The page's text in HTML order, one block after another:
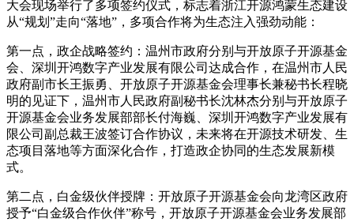
大会现场举行了多项签约仪式，标志着浙江开源鸿蒙生态建设
从“规划”走向“落地”，多项合作将为生态注入强劲动能：
第一点，政企战略签约：温州市政府分别与开放原子开源基金
会、深圳开鸿数字产业发展有限公司达成合作，在温州市人民
政府副市长王振勇、开放原子开源基金会理事长兼秘书长程晓
明的见证下，温州市人民政府副秘书长沈林杰分别与开放原子
开源基金会业务发展部部长付海巍、深圳开鸿数字产业发展有
限公司副总裁王波签订合作协议，未来将在开源技术研发、生
态项目落地等方面深化合作，打造政企协同的生态发展新模
式。
第二点，白金级伙伴授牌：开放原子开源基金会向龙湾区政府
授予“白金级合作伙伴”称号，开放原子开源基金会业务发展部